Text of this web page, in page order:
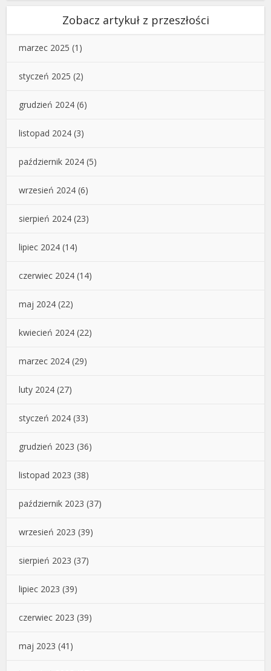
Zobacz artykuł z przeszłości
marzec 2025 (1)
styczeń 2025 (2)
grudzień 2024 (6)
listopad 2024 (3)
październik 2024 (5)
wrzesień 2024 (6)
sierpień 2024 (23)
lipiec 2024 (14)
czerwiec 2024 (14)
maj 2024 (22)
kwiecień 2024 (22)
marzec 2024 (29)
luty 2024 (27)
styczeń 2024 (33)
grudzień 2023 (36)
listopad 2023 (38)
październik 2023 (37)
wrzesień 2023 (39)
sierpień 2023 (37)
lipiec 2023 (39)
czerwiec 2023 (39)
maj 2023 (41)